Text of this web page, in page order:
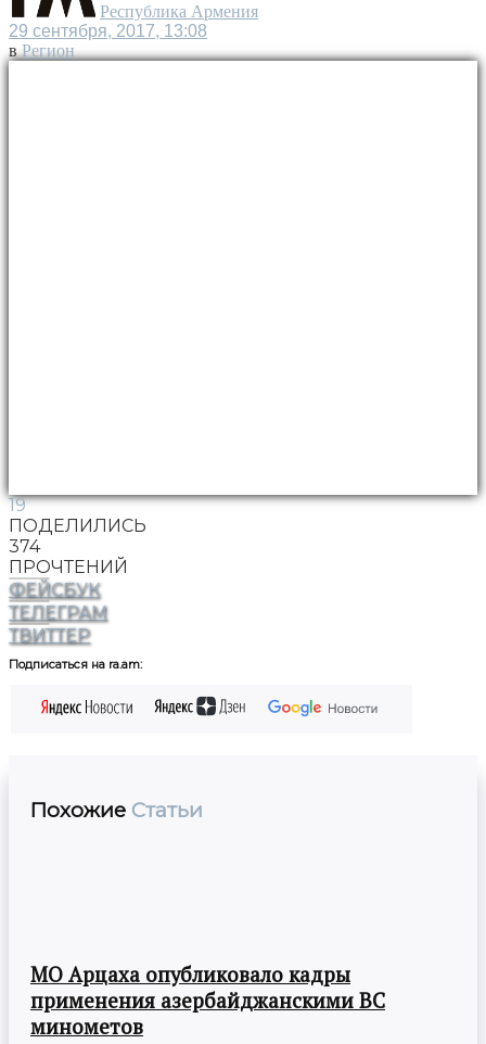
Республика Армения
29 сентября, 2017, 13:08
в Регион
19
ПОДЕЛИЛИСЬ
374
ПРОЧТЕНИЙ
ФЕЙСБУК
ТЕЛЕГРАМ
ТВИТТЕР
Подписаться на ra.am:
Похожие Статьи
МО Арцаха опубликовало кадры
применения азербайджанскими ВС
минометов